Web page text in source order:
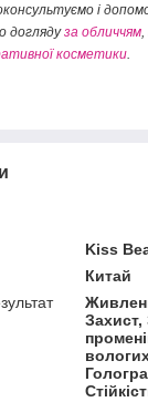
і
доглядуза обличчям,
косметики.
Kiss
Китай
Захист,